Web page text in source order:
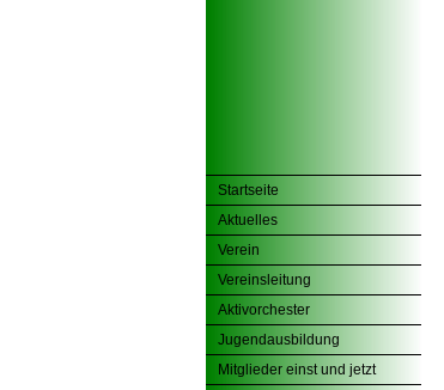
Startseite
Aktuelles
Verein
Vereinsleitung
Aktivorchester
Jugendausbildung
Mitglieder einst und jetzt